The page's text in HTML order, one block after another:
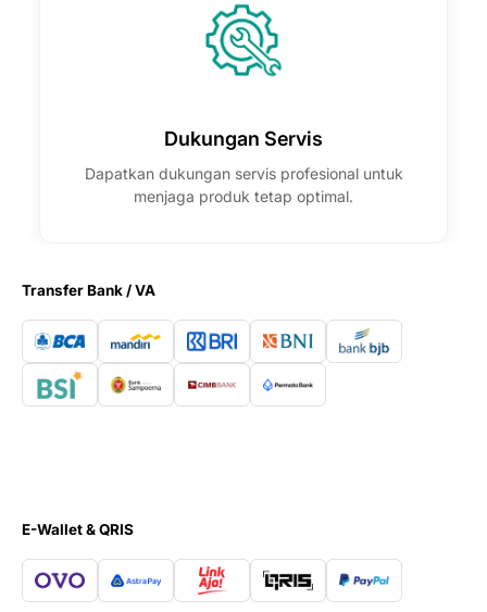
Dukungan Servis
Dapatkan dukungan servis profesional untuk
menjaga produk tetap optimal.
Transfer Bank / VA
E-Wallet & QRIS